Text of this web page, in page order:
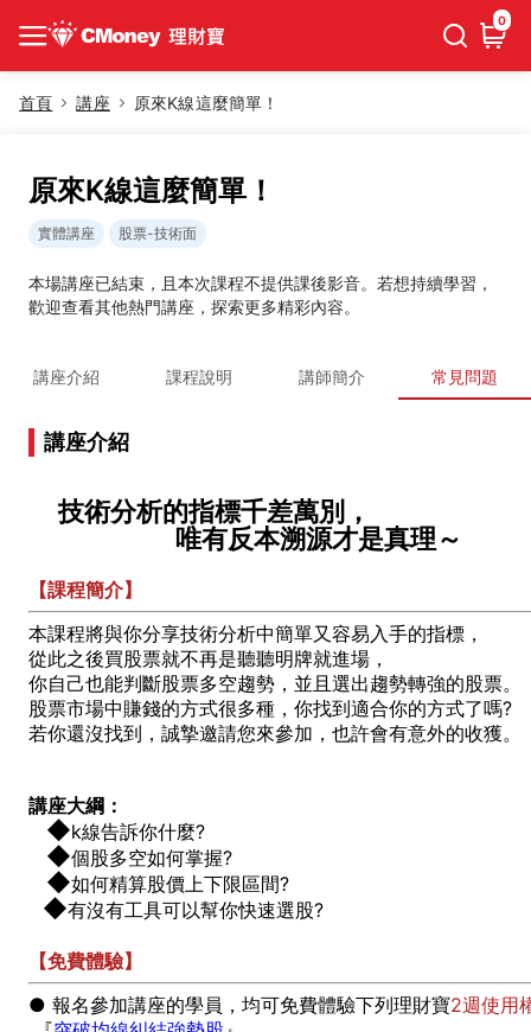
0
首頁 講座 原來K線這麼簡單！
原來K線這麼簡單！
實體講座 股票-技術面
本場講座已結束，且本次課程不提供課後影音。若想持續學習，
歡迎查看其他熱門講座，探索更多精彩內容。
講座介紹 課程說明 講師簡介 常見問題
講座介紹
技術分析的指標千差萬別，
唯有反本溯源才是真理～
【課程簡介】
本課程將與你分享技術分析中簡單又容易入手的指標，
從此之後買股票就不再是聽聽明牌就進場，
你自己也能判斷股票多空趨勢，並且選出趨勢轉強的股票。
股票市場中賺錢的方式很多種，你找到適合你的方式了嗎?
若你還沒找到，誠摯邀請您來參加，也許會有意外的收獲。
講座大綱：
◆k線告訴你什麼?
◆個股多空如何掌握?
◆如何精算股價上下限區間?
◆有沒有工具可以幫你快速選股?
【免費體驗】
● 報名參加講座的學員，均可免費體驗下列理財寶2週使用